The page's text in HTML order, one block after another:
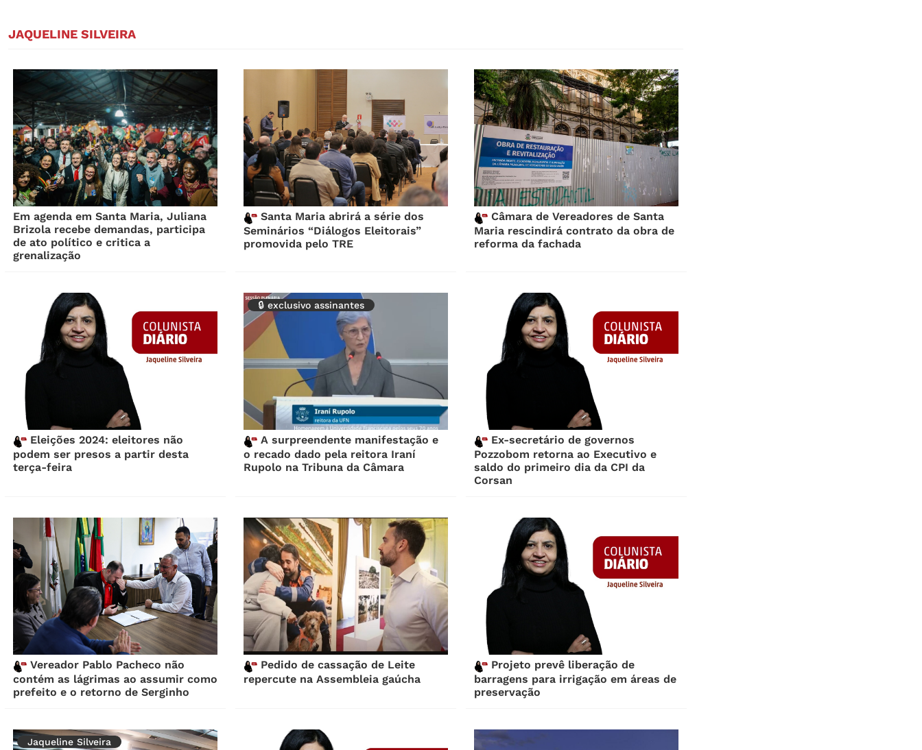
JAQUELINE SILVEIRA
Em agenda em Santa Maria, Juliana
Brizola recebe demandas, participa
de ato político e critica a
grenalização
Santa Maria abrirá a série dos
Seminários “Diálogos Eleitorais”
promovida pelo TRE
Câmara de Vereadores de Santa
Maria rescindirá contrato da obra de
reforma da fachada
Eleições 2024: eleitores não
podem ser presos a partir desta
terça-feira
🔒 exclusivo assinantes
A surpreendente manifestação e
o recado dado pela reitora Iraní
Rupolo na Tribuna da Câmara
Ex-secretário de governos
Pozzobom retorna ao Executivo e
saldo do primeiro dia da CPI da
Corsan
Vereador Pablo Pacheco não
contém as lágrimas ao assumir como
prefeito e o retorno de Serginho
Pedido de cassação de Leite
repercute na Assembleia gaúcha
Projeto prevê liberação de
barragens para irrigação em áreas de
preservação
Jaqueline Silveira